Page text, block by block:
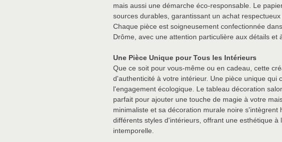
mais aussi une démarche éco-responsable. Le
sources durables, garantissant un achat
Chaque pièce est soigneusement confectionnée
Drôme, avec une attention particulière aux détails et
Une Pièce Unique pour Tous les Intérieurs
Que ce soit pour vous-même ou en cadeau, cette
d'authenticité à votre intérieur. Une pièce unique qui
l'engagement écologique. Le tableau décoration
parfait pour ajouter une touche de magie à votre
minimaliste et sa décoration murale noire s'intègrent
différents styles d'intérieurs, offrant une esthétique à
intemporelle.